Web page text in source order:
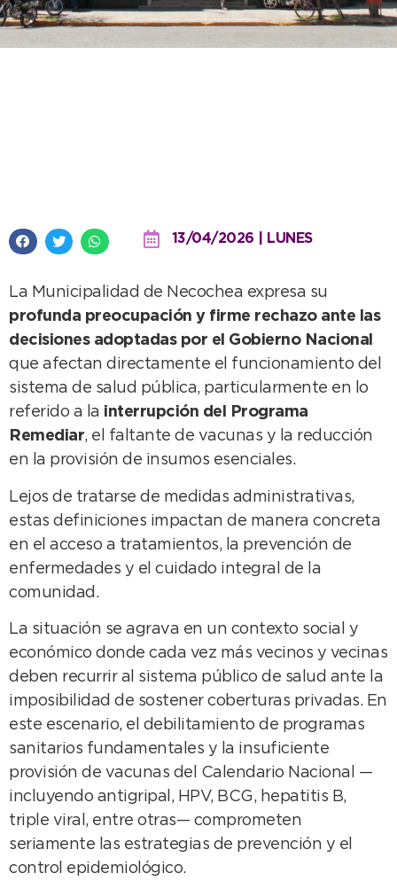
13/04/2026 | LUNES
La Municipalidad de Necochea expresa su
profunda preocupación y firme rechazo ante las
decisiones adoptadas por el Gobierno Nacional
que afectan directamente el funcionamiento del
sistema de salud pública, particularmente en lo
referido a la interrupción del Programa
Remediar, el faltante de vacunas y la reducción
en la provisión de insumos esenciales.
Lejos de tratarse de medidas administrativas,
estas definiciones impactan de manera concreta
en el acceso a tratamientos, la prevención de
enfermedades y el cuidado integral de la
comunidad.
La situación se agrava en un contexto social y
económico donde cada vez más vecinos y vecinas
deben recurrir al sistema público de salud ante la
imposibilidad de sostener coberturas privadas. En
este escenario, el debilitamiento de programas
sanitarios fundamentales y la insuficiente
provisión de vacunas del Calendario Nacional —
incluyendo antigripal, HPV, BCG, hepatitis B,
triple viral, entre otras— comprometen
seriamente las estrategias de prevención y el
control epidemiológico.